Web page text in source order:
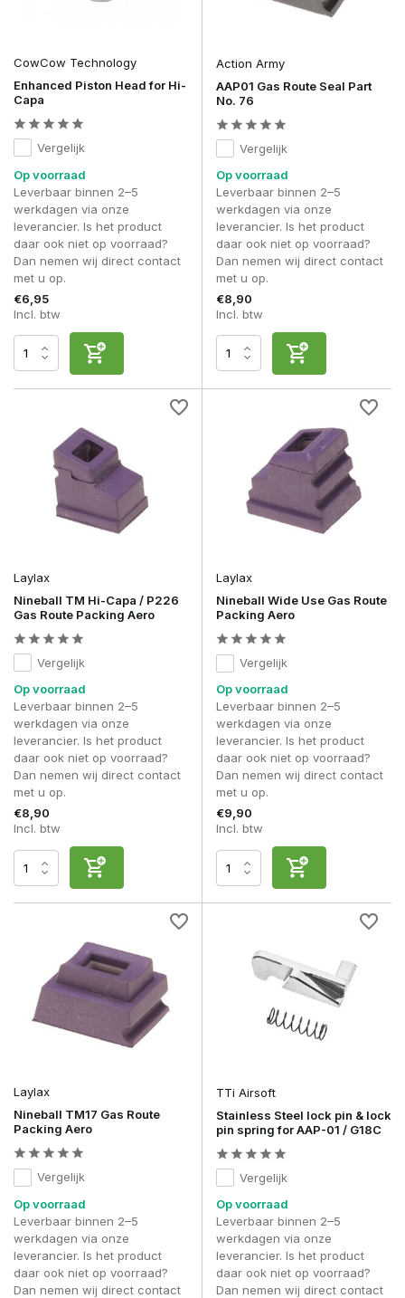
CowCow Technology
Enhanced Piston Head for Hi-
Capa
Vergelijk
Op voorraad
Leverbaar binnen 2–5
werkdagen via onze
leverancier. Is het product
daar ook niet op voorraad?
Dan nemen wij direct contact
met u op.
€6,95
Incl. btw
Action Army
AAP01 Gas Route Seal Part
No. 76
Vergelijk
Op voorraad
Leverbaar binnen 2–5
werkdagen via onze
leverancier. Is het product
daar ook niet op voorraad?
Dan nemen wij direct contact
met u op.
€8,90
Incl. btw
Laylax
Nineball TM Hi-Capa / P226
Gas Route Packing Aero
Vergelijk
Op voorraad
Leverbaar binnen 2–5
werkdagen via onze
leverancier. Is het product
daar ook niet op voorraad?
Dan nemen wij direct contact
met u op.
€8,90
Incl. btw
Laylax
Nineball Wide Use Gas Route
Packing Aero
Vergelijk
Op voorraad
Leverbaar binnen 2–5
werkdagen via onze
leverancier. Is het product
daar ook niet op voorraad?
Dan nemen wij direct contact
met u op.
€9,90
Incl. btw
Laylax
Nineball TM17 Gas Route
Packing Aero
Vergelijk
Op voorraad
Leverbaar binnen 2–5
werkdagen via onze
leverancier. Is het product
daar ook niet op voorraad?
Dan nemen wij direct contact
TTi Airsoft
Stainless Steel lock pin & lock
pin spring for AAP-01 / G18C
Vergelijk
Op voorraad
Leverbaar binnen 2–5
werkdagen via onze
leverancier. Is het product
daar ook niet op voorraad?
Dan nemen wij direct contact